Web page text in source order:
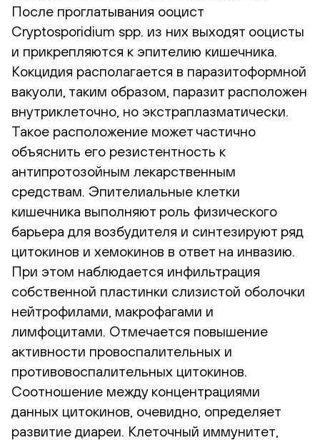
После проглатывания ооцист
Cryptosporidium spp. из них выходят ооцисты
и прикрепляются к эпителию кишечника.
Кокцидия располагается в паразитоформной
вакуоли, таким образом, паразит расположен
внутриклеточно, но экстраплазматически.
Такое расположение может частично
объяснить его резистентность к
антипротозойным лекарственным
средствам. Эпителиальные клетки
кишечника выполняют роль физического
барьера для возбудителя и синтезируют ряд
цитокинов и хемокинов в ответ на инвазию.
При этом наблюдается инфильтрация
собственной пластинки слизистой оболочки
нейтрофилами, макрофагами и
лимфоцитами. Отмечается повышение
активности провоспалительных и
противовоспалительных цитокинов.
Соотношение между концентрациями
данных цитокинов, очевидно, определяет
развитие диареи. Клеточный иммунитет,